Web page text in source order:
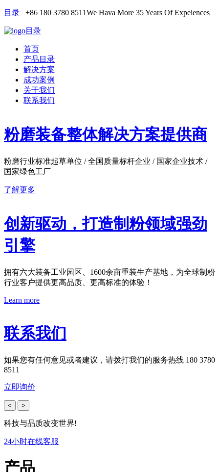
目录 +86 180 3780 8511We Hava More 35 Years Of Expeiences
目录
首页
产品目录
解决方案
成功案例
关于我们
联系我们
粉磨装备整体解决方案提供商
粉磨行业标准起草单位 / 全国质量标杆企业 / 国家企业技术 /
国家绿色工厂
了解更多
创新驱动，打造制粉领域强劲
引擎
拥有六大装备工业园区、1600余亩重装生产基地，为全球制粉
行业客户提供更高品质、更高标准的体验！
Learn more
联系我们
如果您有任何意见或者建议，请拨打我们的服务热线 180 3780
8511
立即询价
< >
科技与品质改变世界!
24小时在线客服
产品